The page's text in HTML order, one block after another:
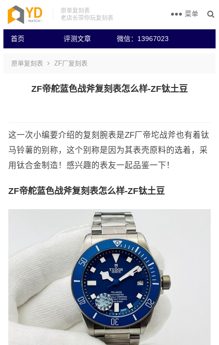
原单复刻表
老店长带你玩复刻表
首页 评测文章 微信：13967023
菜单
原单复刻表 ZF厂复刻表
ZF帝舵蓝色战斧复刻表怎么样-ZF钛土豆
这一次小编要介绍的复刻腕表是ZF厂帝坨战斧也有着钛
马铃薯的别称，这个别称是因为其表壳原料的选着，采
用钛合金制造！感兴趣的表友一起品鉴一下！
ZF帝舵蓝色战斧复刻表怎么样-ZF钛土豆